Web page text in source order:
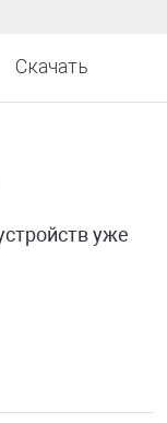
Скачать
уже
КРК-30-АЛС-R3
сегментами